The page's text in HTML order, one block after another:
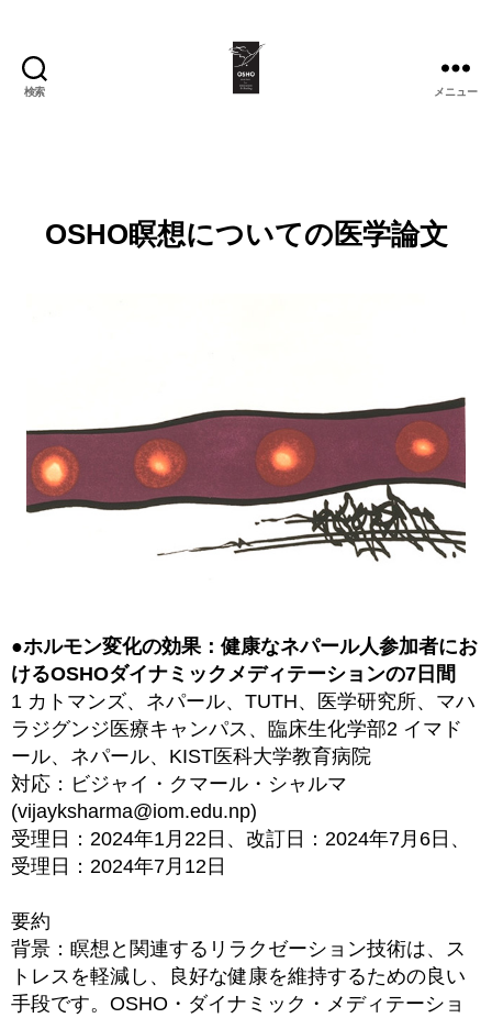
検索
Healing
メニュー
OSHO瞑想についての医学論文
●ホルモン変化の効果：健康なネパール人参加者にお
けるOSHOダイナミックメディテーションの7日間
1 カトマンズ、ネパール、TUTH、医学研究所、マハ
ラジグンジ医療キャンパス、臨床生化学部2 イマド
ール、ネパール、KIST医科大学教育病院
対応：ビジャイ・クマール・シャルマ
(vijayksharma@iom.edu.np)
受理日：2024年1月22日、改訂日：2024年7月6日、
受理日：2024年7月12日
要約
背景：瞑想と関連するリラクゼーション技術は、ス
トレスを軽減し、良好な健康を維持するための良い
手段です。OSHO・ダイナミック・メディテーショ